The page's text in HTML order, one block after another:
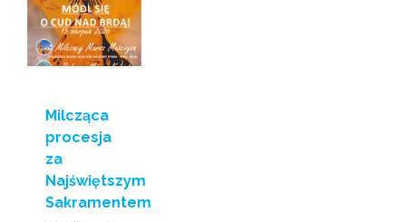
Milcząca
procesja
za
Najświętszym
Sakramentem